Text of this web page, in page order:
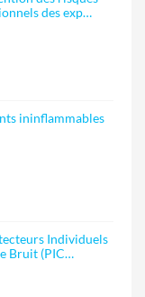
des exp…
ininflammables
Individuels
Bruit (PIC…